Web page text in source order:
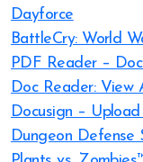
Dayforce
BattleCry: World
PDF Reader –
Doc Reader: View
Docusign –
Dungeon Defense